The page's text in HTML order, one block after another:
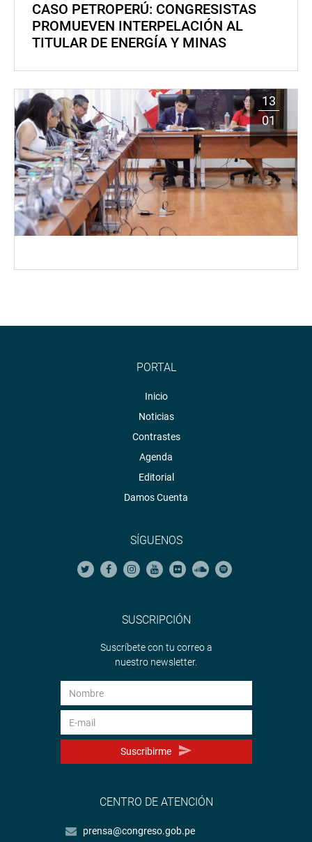
CASO PETROPERÚ: CONGRESISTAS
PROMUEVEN INTERPELACIÓN AL
TITULAR DE ENERGÍA Y MINAS
13
01
PORTAL
Inicio
Noticias
Contrastes
Agenda
Editorial
Damos Cuenta
SÍGUENOS
SUSCRIPCIÓN
Suscríbete con tu correo a
nuestro newsletter.
Suscribirme
CENTRO DE ATENCIÓN
prensa@congreso.gob.pe